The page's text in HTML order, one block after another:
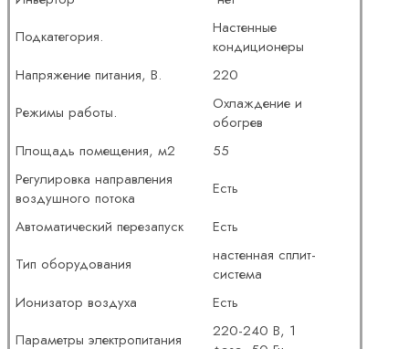
Подкатегория.
Настенные
кондиционеры
Напряжение питания, В.
220
Режимы работы.
Охлаждение и
обогрев
Площадь помещения, м2
55
Регулировка направления
воздушного потока
Есть
Автоматический перезапуск
Есть
Тип оборудования
настенная сплит-
система
Ионизатор воздуха
Есть
Параметры электропитания
220-240 В, 1